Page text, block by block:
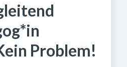
Problem!